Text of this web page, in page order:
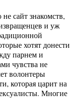
сайт знакомств,
и уж
хотят донести
парнем и
чувства не
волонтеры
которая царит на
Многие